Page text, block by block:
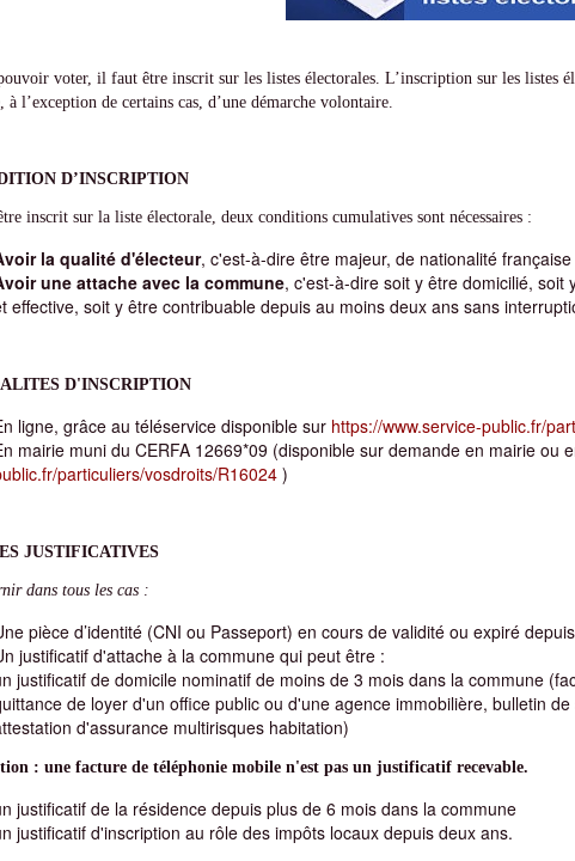
voter, il faut être inscrit sur les listes électorales. L’inscription sur les listes
à l’exception de certains cas, d’une démarche volontaire.
D’INSCRIPTION
inscrit sur la liste électorale, deux conditions cumulatives sont nécessaires :
la qualité d'électeur, c'est-à-dire être majeur, de nationalité
une attache avec la commune, c'est-à-dire soit y être domicilié, soit
effective, soit y être contribuable depuis au moins deux ans sans
D'INSCRIPTION
ligne, grâce au téléservice disponible sur https://www.service-public.fr/
mairie muni du CERFA 12669*09 (disponible sur demande en mairie ou
particuliers/vosdroits/R16024)
JUSTIFICATIVES
dans tous les cas :
pièce d’identité (CNI ou Passeport) en cours de validité ou expiré
justificatif d'attache à la commune qui peut être :
justificatif de domicile nominatif de moins de 3 mois dans la commune
de loyer d'un office public ou d'une agence immobilière, bulletin
d'assurance multirisques habitation)
: une facture de téléphonie mobile n'est pas un justificatif recevable.
justificatif de la résidence depuis plus de 6 mois dans la commune
justificatif d'inscription au rôle des impôts locaux depuis deux ans.